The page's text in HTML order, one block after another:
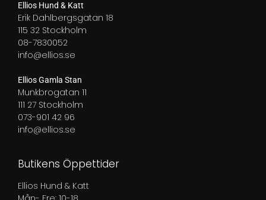
Ellios Hund & Katt
Erik Dahlbergsgatan 18
115 32 Stockholm
08-7830052
info@ellios.se
Ellios Gamla Stan
Munkbrogatan 11
111 27 Stockholm
073-901 42 96
info@ellios.se
Butikens Öppettider
Ellios Hund & Katt